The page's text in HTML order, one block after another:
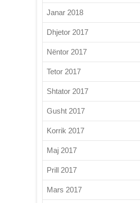
Janar 2018
Dhjetor 2017
Nëntor 2017
Tetor 2017
Shtator 2017
Gusht 2017
Korrik 2017
Maj 2017
Prill 2017
Mars 2017